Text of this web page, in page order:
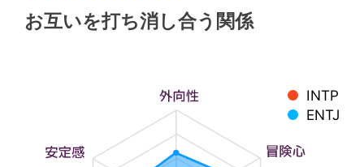
お互いを打ち消し合う関係
INTP
ENTJ